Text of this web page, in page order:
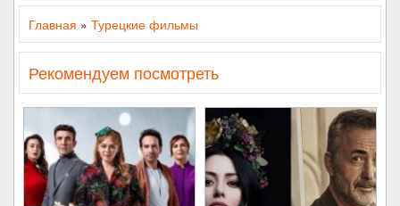
Главная » Турецкие фильмы
Рекомендуем посмотреть